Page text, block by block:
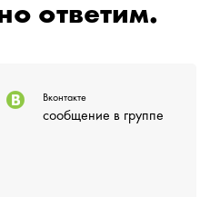
ответим.
Вконтакте
сообщение в группе